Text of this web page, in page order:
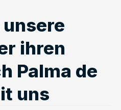
ihren
Palma de
uns